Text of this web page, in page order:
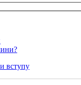
вступу